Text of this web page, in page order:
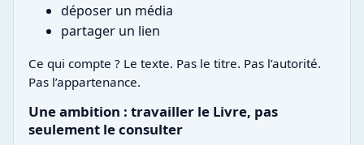
déposer un média
partager un lien
Ce qui compte ? Le texte. Pas le titre. Pas l’autorité.
Pas l’appartenance.
Une ambition : travailler le Livre, pas
seulement le consulter